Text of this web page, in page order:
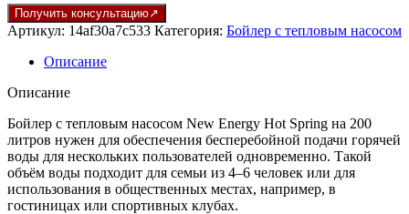
Получить консультацию
Артикул: 14af30a7c533 Категория: Бойлер с тепловым насосом
Описание
Описание
Бойлер с тепловым насосом New Energy Hot Spring на 200
литров нужен для обеспечения бесперебойной подачи горячей
воды для нескольких пользователей одновременно. Такой
объём воды подходит для семьи из 4–6 человек или для
использования в общественных местах, например, в
гостиницах или спортивных клубах.